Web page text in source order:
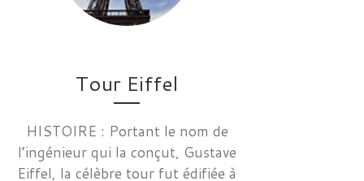
Tour Eiffel
HISTOIRE : Portant le nom de
l’ingénieur qui la conçut, Gustave
Eiffel, la célèbre tour fut édifiée à